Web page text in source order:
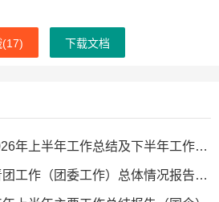
(17) 下载文档
高校（大学）团委2026年上半年工作总结及下半年工作计划
集团公司2025年共青团工作（团委工作）总体情况报告（国企）